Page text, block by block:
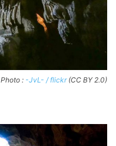
Photo : -JvL- / flickr(CC BY 2.0)